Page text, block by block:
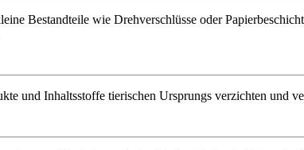
Bestandteile wie Drehverschlüsse oder
und Inhaltsstoffe tierischen Ursprungs verzichten und